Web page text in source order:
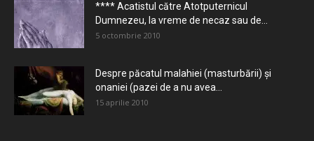
**** Acatistul către Atotputernicul
Dumnezeu, la vreme de necaz sau de...
5 octombrie 2010
Despre păcatul malahiei (masturbării) şi
onaniei (pazei de a nu avea...
15 aprilie 2010